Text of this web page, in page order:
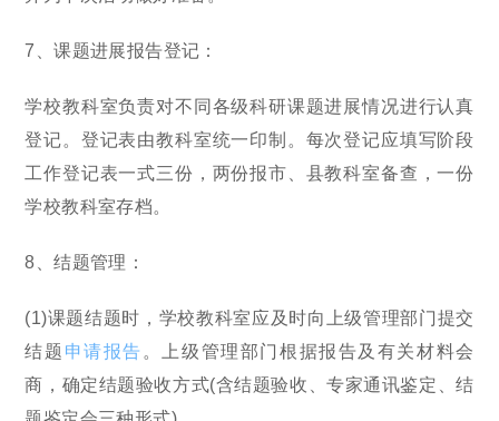
7、课题进展报告登记：
学校教科室负责对不同各级科研课题进展情况进行认真
登记。登记表由教科室统一印制。每次登记应填写阶段
工作登记表一式三份，两份报市、县教科室备查，一份
学校教科室存档。
8、结题管理：
(1)课题结题时，学校教科室应及时向上级管理部门提交
结题 申请报告 。上级管理部门根据报告及有关材料会
商，确定结题验收方式(含结题验收、专家通讯鉴定、结